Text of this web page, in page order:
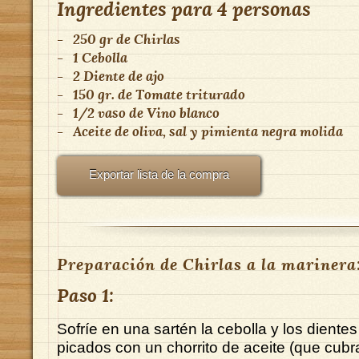
Ingredientes para4 personas
- 250 grdeChirlas
- 1Cebolla
- 2Diente de ajo
- 150 gr. deTomate triturado
- 1/2 vasodeVino blanco
- Aceite de oliva, sal y pimienta negra molida
Exportar lista de la compra
Preparación de Chirlas a la
Paso 1:
Sofríe en una sartén la cebolla y los
picados con un chorrito de aceite (que